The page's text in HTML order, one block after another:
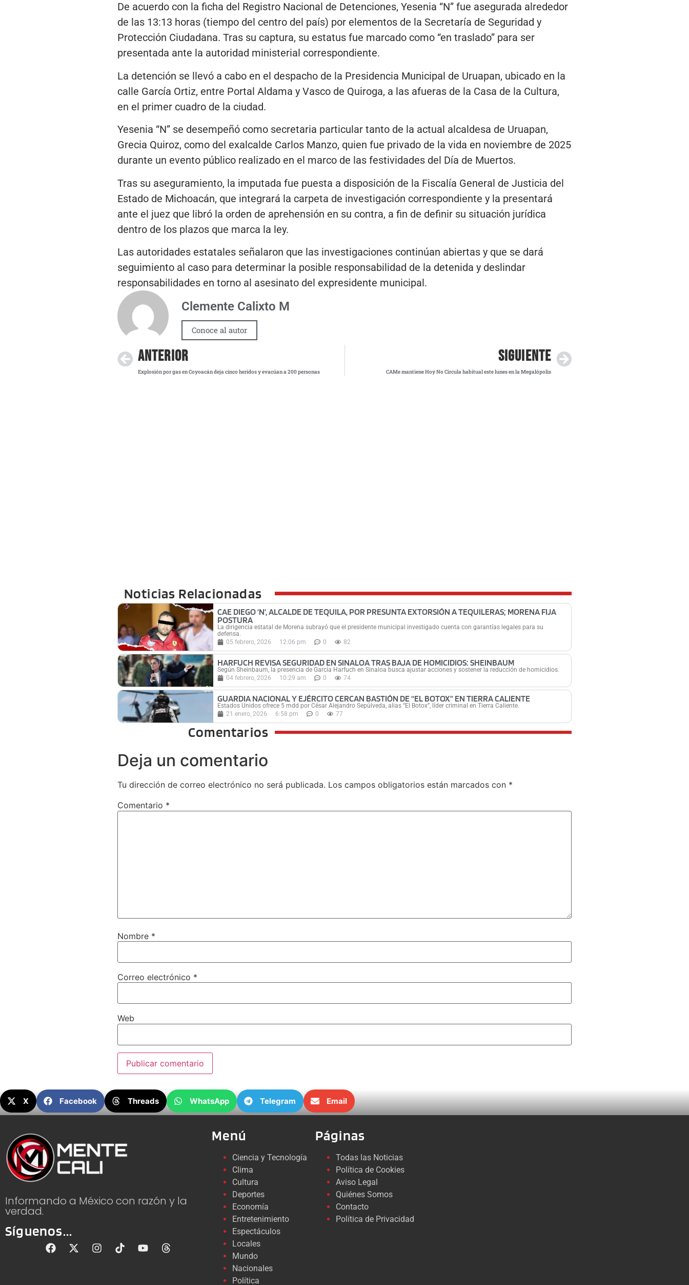
De acuerdo con la ficha del Registro Nacional de Detenciones, Yesenia “N” fue asegurada alrededor
de las 13:13 horas (tiempo del centro del país) por elementos de la Secretaría de Seguridad y
Protección Ciudadana. Tras su captura, su estatus fue marcado como “en traslado” para ser
presentada ante la autoridad ministerial correspondiente.
La detención se llevó a cabo en el despacho de la Presidencia Municipal de Uruapan, ubicado en la
calle García Ortiz, entre Portal Aldama y Vasco de Quiroga, a las afueras de la Casa de la Cultura,
en el primer cuadro de la ciudad.
Yesenia “N” se desempeñó como secretaria particular tanto de la actual alcaldesa de Uruapan,
Grecia Quiroz, como del exalcalde Carlos Manzo, quien fue privado de la vida en noviembre de 2025
durante un evento público realizado en el marco de las festividades del Día de Muertos.
Tras su aseguramiento, la imputada fue puesta a disposición de la Fiscalía General de Justicia del
Estado de Michoacán, que integrará la carpeta de investigación correspondiente y la presentará
ante el juez que libró la orden de aprehensión en su contra, a fin de definir su situación jurídica
dentro de los plazos que marca la ley.
Las autoridades estatales señalaron que las investigaciones continúan abiertas y que se dará
seguimiento al caso para determinar la posible responsabilidad de la detenida y deslindar
responsabilidades en torno al asesinato del expresidente municipal.
Clemente Calixto M
Conoce al autor
ANTERIOR
Explosión por gas en Coyoacán deja cinco heridos y evacúan a 200 personas
SIGUIENTE
CAMe mantiene Hoy No Circula habitual este lunes en la Megalópolis
Noticias Relacionadas
CAE DIEGO ‘N’, ALCALDE DE TEQUILA, POR PRESUNTA EXTORSIÓN A TEQUILERAS; MORENA FIJA
POSTURA
La dirigencia estatal de Morena subrayó que el presidente municipal investigado cuenta con garantías legales para su
defensa.
05 febrero, 2026
12:06 pm 0 82
HARFUCH REVISA SEGURIDAD EN SINALOA TRAS BAJA DE HOMICIDIOS: SHEINBAUM
Según Sheinbaum, la presencia de García Harfuch en Sinaloa busca ajustar acciones y sostener la reducción de homicidios.
04 febrero, 2026
10:29 am 0 74
GUARDIA NACIONAL Y EJÉRCITO CERCAN BASTIÓN DE “EL BOTOX” EN TIERRA CALIENTE
Estados Unidos ofrece 5 mdd por César Alejandro Sepúlveda, alias “El Botox”, líder criminal en Tierra Caliente.
21 enero, 2026
6:58 pm 0 77
Comentarios
Deja un comentario
Tu dirección de correo electrónico no será publicada. Los campos obligatorios están marcados con *
Comentario *
Nombre *
Correo electrónico *
Web
X Facebook Threads WhatsApp Telegram Email
Informando a México con razón y la
verdad.
Síguenos...
Menú
Ciencia y Tecnología
Clima
Cultura
Deportes
Economía
Entretenimiento
Espectáculos
Locales
Mundo
Nacionales
Política
Páginas
Todas las Noticias
Política de Cookies
Aviso Legal
Quiénes Somos
Contacto
Política de Privacidad